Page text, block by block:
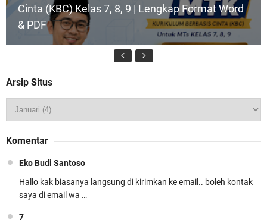
Cinta (KBC) Kelas 7, 8, 9 | Lengkap Format Word
& PDF
Cinta (KBC) Lengkap Siap Pakai
Arsip Situs
Komentar
Eko Budi Santoso
Hallo kak biasanya langsung di kirimkan ke email.. boleh kontak
saya di email wa …
7